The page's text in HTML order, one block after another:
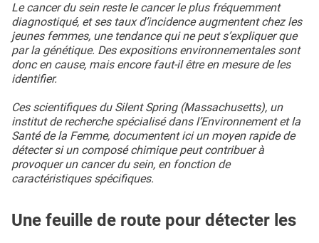
Le cancer du sein reste le cancer le plus fréquemment
diagnostiqué, et ses taux d’incidence augmentent chez les
jeunes femmes, une tendance qui ne peut s’expliquer que
par la génétique. Des expositions environnementales sont
donc en cause, mais encore faut-il être en mesure de les
identifier.
Ces scientifiques du Silent Spring (Massachusetts), un
institut de recherche spécialisé dans l’Environnement et la
Santé de la Femme, documentent ici un moyen rapide de
détecter si un composé chimique peut contribuer à
provoquer un cancer du sein, en fonction de
caractéristiques spécifiques.
Une feuille de route pour détecter les